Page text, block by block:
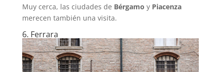
Muy cerca, las ciudades de Bérgamo y Piacenza
merecen también una visita.
6. Ferrara